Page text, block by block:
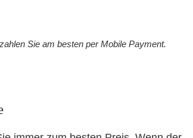
Sie am besten per Mobile Payment.